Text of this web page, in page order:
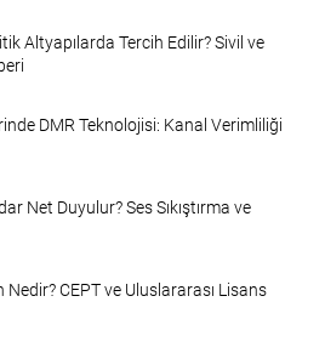
Altyapılarda Tercih Edilir? Sivil ve
DMR Teknolojisi: Kanal Verimliliği
Net Duyulur? Ses Sıkıştırma ve
CEPT ve Uluslararası Lisans